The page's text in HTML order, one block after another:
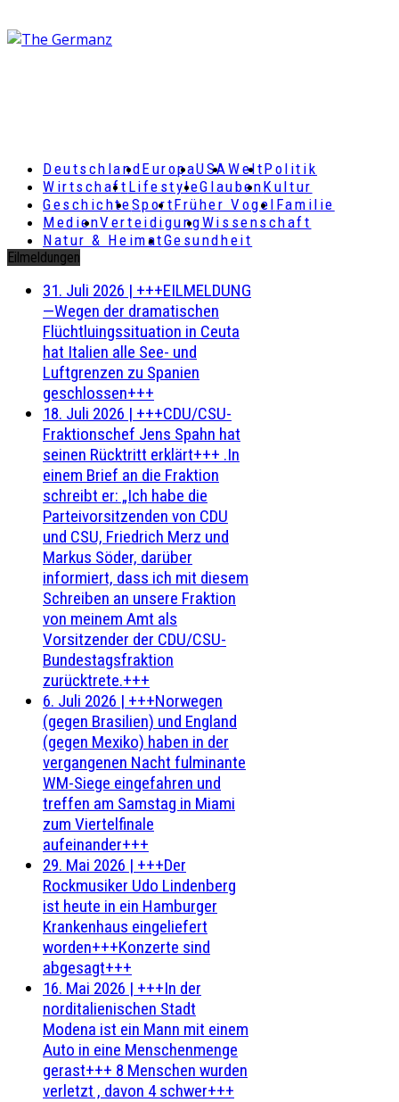
DeutschlandEuropaUSAWeltPolitik
Wirtschaft LifestyleGlaubenKultur
GeschichteSportFrüher Vogel Familie
MedienVerteidigungWissenschaft
Natur & HeimatGesundheit
Eilmeldungen
31. Juli 2026 | +++EILMELDUNG
—Wegen der dramatischen
Flüchtluingssituation in Ceuta
hat Italien alle See- und
Luftgrenzen zu Spanien
geschlossen+++
18. Juli 2026 | +++CDU/CSU-
Fraktionschef Jens Spahn hat
seinen Rücktritt erklärt+++ .In
einem Brief an die Fraktion
schreibt er: „Ich habe die
Parteivorsitzenden von CDU
und CSU, Friedrich Merz und
Markus Söder, darüber
informiert, dass ich mit diesem
Schreiben an unsere Fraktion
von meinem Amt als
Vorsitzender der CDU/CSU-
Bundestagsfraktion
zurücktrete.+++
6. Juli 2026 | +++Norwegen
(gegen Brasilien) und England
(gegen Mexiko) haben in der
vergangenen Nacht fulminante
WM-Siege eingefahren und
treffen am Samstag in Miami
zum Viertelfinale
aufeinander+++
29. Mai 2026 | +++Der
Rockmusiker Udo Lindenberg
ist heute in ein Hamburger
Krankenhaus eingeliefert
worden+++Konzerte sind
abgesagt+++
16. Mai 2026 | +++In der
norditalienischen Stadt
Modena ist ein Mann mit einem
Auto in eine Menschenmenge
gerast+++ 8 Menschen wurden
verletzt , davon 4 schwer+++